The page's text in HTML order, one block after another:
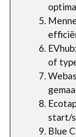
of
start/
Blue